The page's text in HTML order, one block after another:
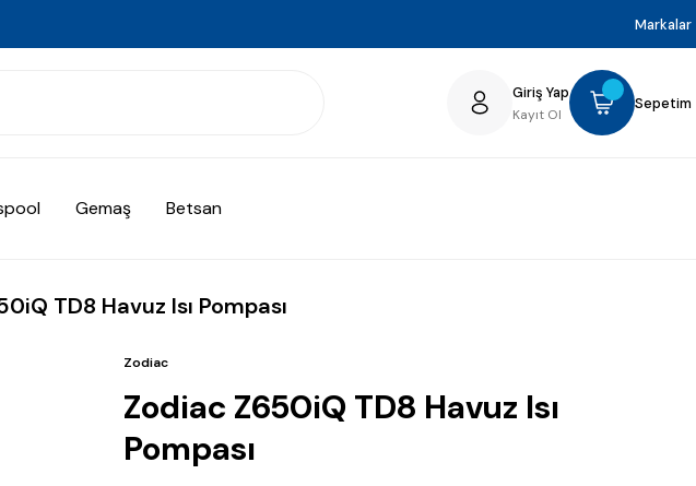
Markalar
Giriş Yap
Kayıt Ol
Sepetim
Gemaş Betsan
TD8 Havuz Isı Pompası
Zodiac
Zodiac Z650iQ TD8 Havuz Isı
Pompası